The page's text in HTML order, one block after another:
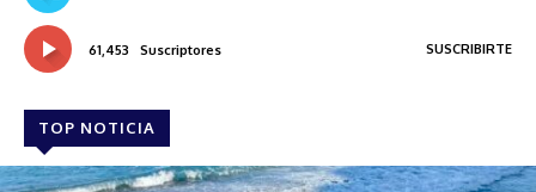
61,453 Suscriptores SUSCRIBIRTE
TOP NOTICIA